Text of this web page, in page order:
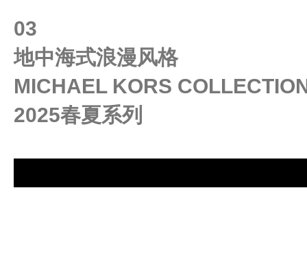
03
地中海式浪漫风格
MICHAEL KORS
2025春夏系列